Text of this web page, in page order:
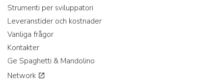
Strumenti per sviluppatori
Leveranstider och kostnader
Vanliga frågor
Kontakter
Ge Spaghetti & Mandolino
Network